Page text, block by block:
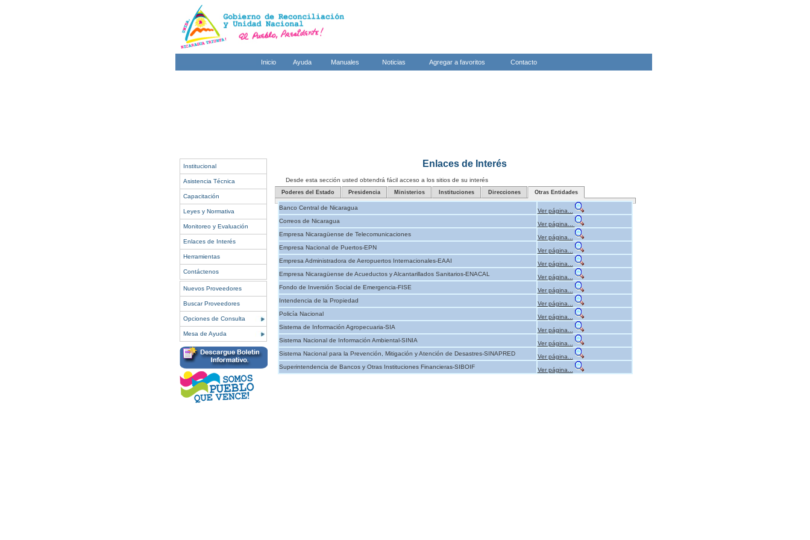
Inicio Ayuda Manuales Noticias Agregar a favoritos Contacto
Institucional
Asistencia Técnica
Capacitación
Leyes y Normativa
Monitoreo y Evaluación
Enlaces de Interés
Herramientas
Contáctenos
Nuevos Proveedores
Buscar Proveedores
Opciones de Consulta
Mesa de Ayuda
Enlaces de Interés
Desde esta sección usted obtendrá fácil acceso a los sitios de su interés
Poderes del Estado Presidencia Ministerios Instituciones Direcciones Otras Entidades
Banco Central de Nicaragua
Ver página...
Correos de Nicaragua
Ver página...
Empresa Nicaragüense de Telecomunicaciones
Ver página...
Empresa Nacional de Puertos-EPN
Ver página...
Empresa Administradora de Aeropuertos Internacionales-EAAI
Ver página...
Empresa Nicaragüense de Acueductos y Alcantarillados Sanitarios-ENACAL
Ver página...
Fondo de Inversión Social de Emergencia-FISE
Ver página...
Intendencia de la Propiedad
Ver página...
Policía Nacional
Ver página...
Sistema de Información Agropecuaria-SIA
Ver página...
Sistema Nacional de Información Ambiental-SINIA
Ver página...
Sistema Nacional para la Prevención, Mitigación y Atención de Desastres-SINAPRED
Ver página...
Superintendencia de Bancos y Otras Instituciones Financieras-SIBOIF
Ver página...